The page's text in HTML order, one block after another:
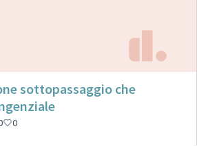
sottopassaggio che
0